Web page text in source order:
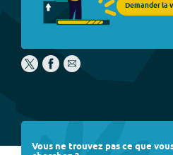
Demander la
Vous ne trouvez pas ce que